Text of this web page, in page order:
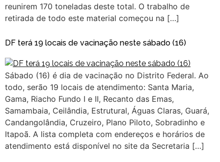
reunirem 170 toneladas deste total. O trabalho de
retirada de todo este material começou na […]
DF terá 19 locais de vacinação neste sábado (16)
Sábado (16) é dia de vacinação no Distrito Federal. Ao
todo, serão 19 locais de atendimento: Santa Maria,
Gama, Riacho Fundo I e II, Recanto das Emas,
Samambaia, Ceilândia, Estrutural, Águas Claras, Guará,
Candangolândia, Cruzeiro, Plano Piloto, Sobradinho e
Itapoã. A lista completa com endereços e horários de
atendimento está disponível no site da Secretaria […]